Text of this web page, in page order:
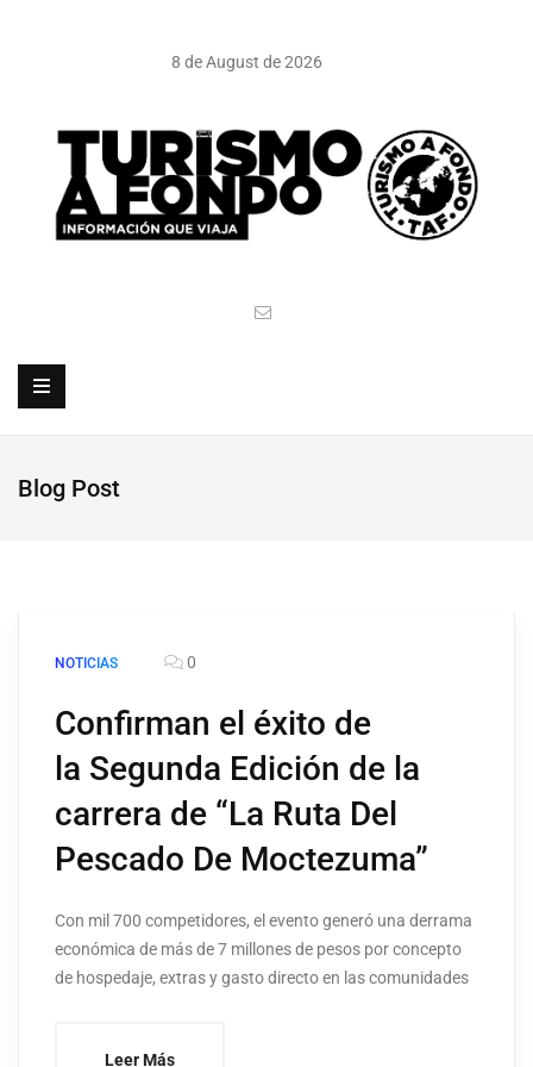
8 de August de 2026
Blog Post
NOTICIAS 0
Confirman el éxito de
la Segunda Edición de la
carrera de “La Ruta Del
Pescado De Moctezuma”
Con mil 700 competidores, el evento generó una derrama
económica de más de 7 millones de pesos por concepto
de hospedaje, extras y gasto directo en las comunidades
Leer Más